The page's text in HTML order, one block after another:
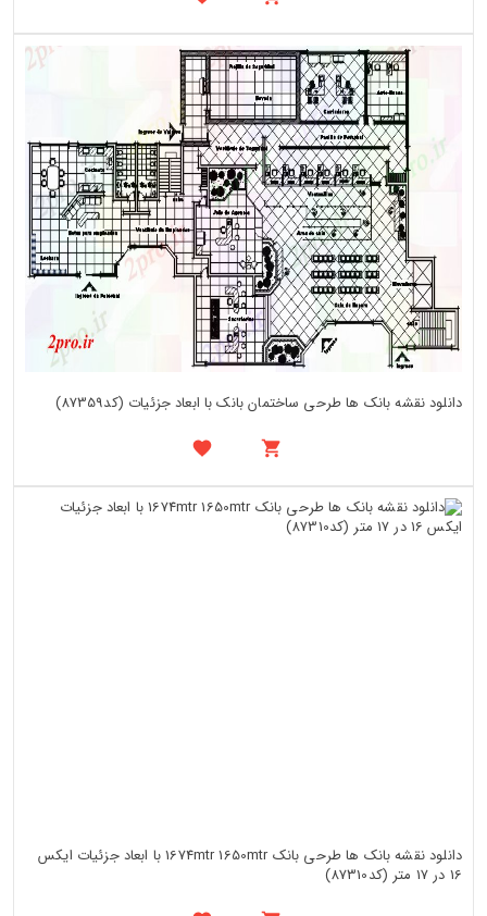
دانلود نقشه بانک ها طرحی ساختمان بانک با ابعاد جزئیات (کد87359)
دانلود نقشه بانک ها طرحی بانک 1674mtr 1650mtr با ابعاد جزئیات ایکس
16 در 17 متر (کد87310)